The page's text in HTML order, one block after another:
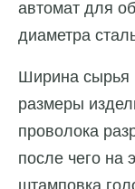
автомат для
диаметра
Ширина сырья
размеры
проволока
после чего на